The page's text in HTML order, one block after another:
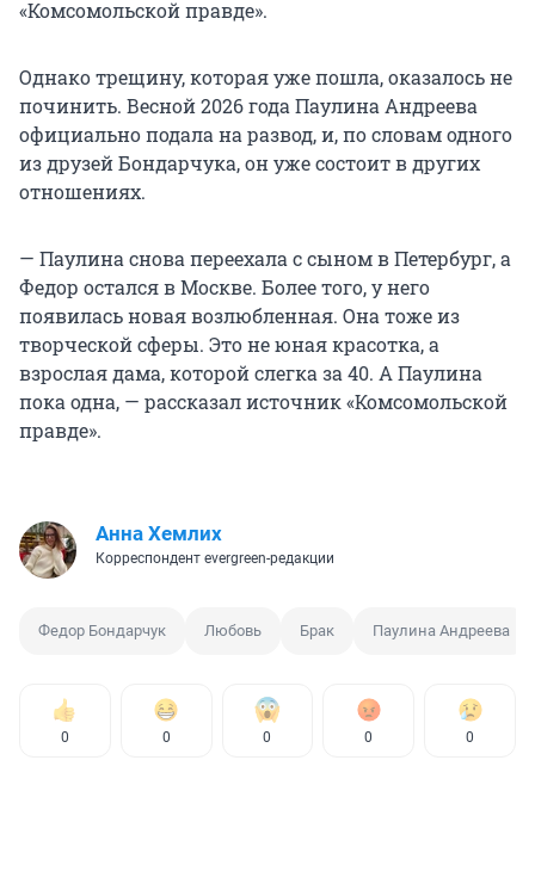
«Комсомольской правде».
Однако трещину, которая уже пошла, оказалось не
починить. Весной 2026 года Паулина Андреева
официально подала на развод, и, по словам одного
из друзей Бондарчука, он уже состоит в других
отношениях.
— Паулина снова переехала с сыном в Петербург, а
Федор остался в Москве. Более того, у него
появилась новая возлюбленная. Она тоже из
творческой сферы. Это не юная красотка, а
взрослая дама, которой слегка за 40. А Паулина
пока одна, — рассказал источник «Комсомольской
правде».
Анна Хемлих
Корреспондент evergreen-редакции
Федор Бондарчук Любовь Брак Паулина Андреева
0 0 0 0 0